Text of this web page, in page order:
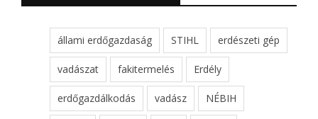
állami erdőgazdaság STIHL erdészeti gép
vadászat fakitermelés Erdély
erdőgazdálkodás vadász NÉBIH